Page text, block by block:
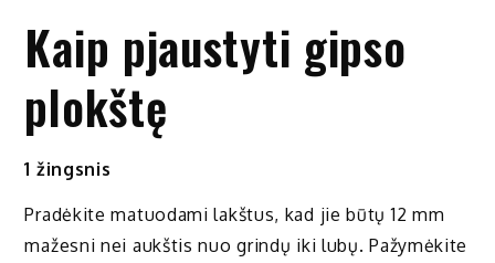
Kaip pjaustyti gipso
plokštę
1 žingsnis
Pradėkite matuodami lakštus, kad jie būtų 12 mm
mažesni nei aukštis nuo grindų iki lubų. Pažymėkite